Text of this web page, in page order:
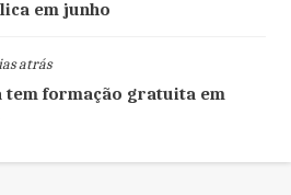
em junho
atrás
formação gratuita em